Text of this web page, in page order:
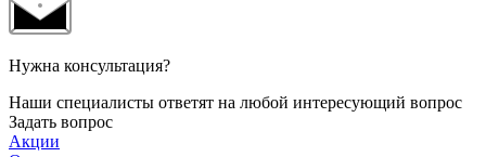
Нужна консультация?
Наши специалисты ответят на любой интересующий вопрос
Задать вопрос
Акции